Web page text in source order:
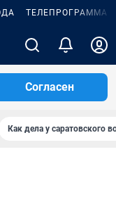
ТЕЛЕПРОГРАММА
Согласен
Как дела у саратовского